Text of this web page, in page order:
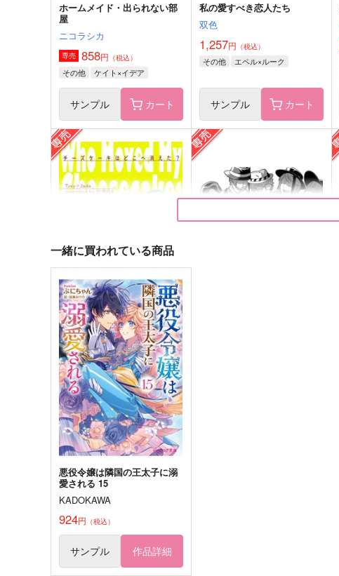
銃二恐れ知らず。
入間銃兎×山田二郎
同期の佐伯くん！
ひかりのまほう やみのまほう
I
1,729円（税込）
トレイ・クローバー
ホームメイド・出られない部
屋
ニコラシカ
専売 858円 （税込）
その他 ケイト×イデア
サンプル カート
私の愛すべき恋人たち
双色
1,257円 （税込）
その他 エペル×ルーク
サンプル カート
チーズケーキはどこへ消え
た？
ほろほろ
専売 1,300円（税込）
その他 トレイ×ジェイド
サンプル カート
一緒に買われている商品
悪役令嬢は隣国の王太子に溺
愛される 15
KADOKAWA
924円 （税込）
サンプル 作品詳細